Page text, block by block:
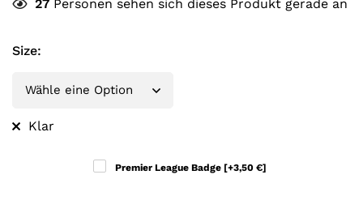
27 Personen sehen sich dieses Produkt gerade an
Size:
Klar
Premier League Badge [+3,50 €]